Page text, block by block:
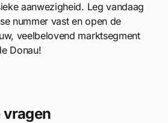
aanwezigheid. Leg vandaag
nummer vast en open de
veelbelovend marktsegment
Donau!
vragen